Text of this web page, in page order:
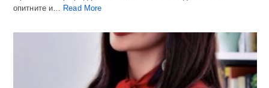
опитните и… Read More